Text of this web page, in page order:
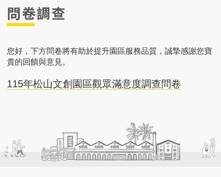
問卷調查
您好，下方問卷將有助於提升園區服務品質，誠摯感謝您寶
貴的回饋與意見。
115年松山文創園區觀眾滿意度調查問卷